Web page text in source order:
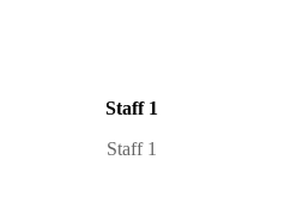
Staff 1
Staff 1